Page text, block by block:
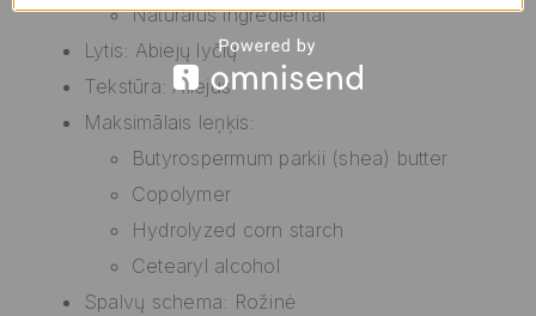
Natūralūs ingredientai
Lytis: Abiejų lyčių
Tekstūra: Aliejus
Maksimālais leņķis:
Butyrospermum parkii (shea) butter
Copolymer
Hydrolyzed corn starch
Cetearyl alcohol
Spalvų schema: Rožinė